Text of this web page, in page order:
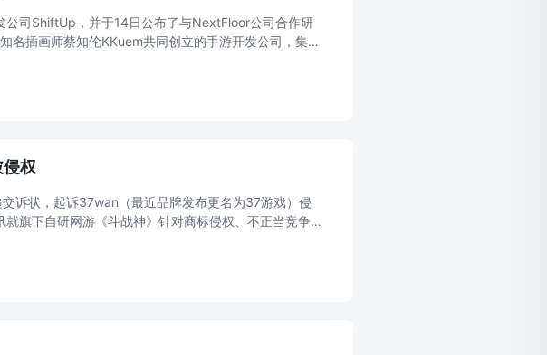
公司ShiftUp，并于14日公布了与NextFloor公司合作研
插画师蔡知伦KKuem共同创立的手游开发公司，集结
权
诉状，起诉37wan（最近品牌发布更名为37游戏）侵
旗下自研网游《斗战神》针对商标侵权、不正当竞争和